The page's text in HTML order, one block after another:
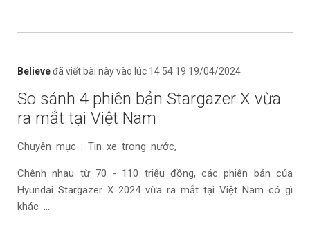
Believeđã viết bài này vào lúc 14:54:19 19/04/2024
So sánh 4 phiên bản Stargazer X vừa
ra mắt tại Việt Nam
Chuyên mục : Tin xe trong nước,
Chênh nhau từ 70 - 110 triệu đồng, các phiên bản của
Hyundai Stargazer X 2024 vừa ra mắt tại Việt Nam có gì
khác ...